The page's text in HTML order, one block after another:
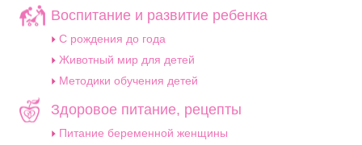
Воспитание и развитие ребенка
C рождения до года
Животный мир для детей
Методики обучения детей
Здоровое питание, рецепты
Питание беременной женщины